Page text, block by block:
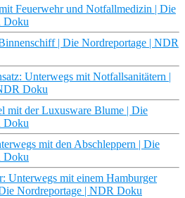
Feuerwehr und Notfallmedizin | Die
Doku
| Die Nordreportage | NDR
Unterwegs mit Notfallsanitätern |
Doku
mit der Luxusware Blume | Die
Doku
mit den Abschleppern | Die
Doku
Unterwegs mit einem Hamburger
Nordreportage | NDR Doku